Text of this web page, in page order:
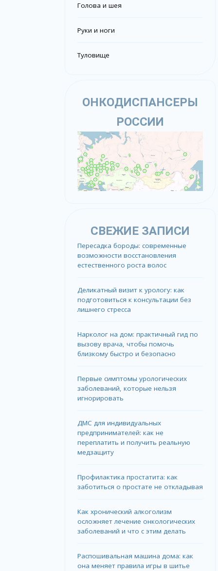
Голова и шея
Руки и ноги
Туловище
ОНКОДИСПАНСЕРЫ
РОССИИ
СВЕЖИЕ ЗАПИСИ
Пересадка бороды: современные
возможности восстановления
естественного роста волос
Деликатный визит к урологу: как
подготовиться к консультации без
лишнего стресса
Нарколог на дом: практичный гид по
вызову врача, чтобы помочь
близкому быстро и безопасно
Первые симптомы урологических
заболеваний, которые нельзя
игнорировать
ДМС для индивидуальных
предпринимателей: как не
переплатить и получить реальную
медзащиту
Профилактика простатита: как
заботиться о простате не откладывая
Как хронический алкоголизм
осложняет лечение онкологических
заболеваний и что с этим делать
Распошивальная машина дома: как
она меняет правила игры в шитье